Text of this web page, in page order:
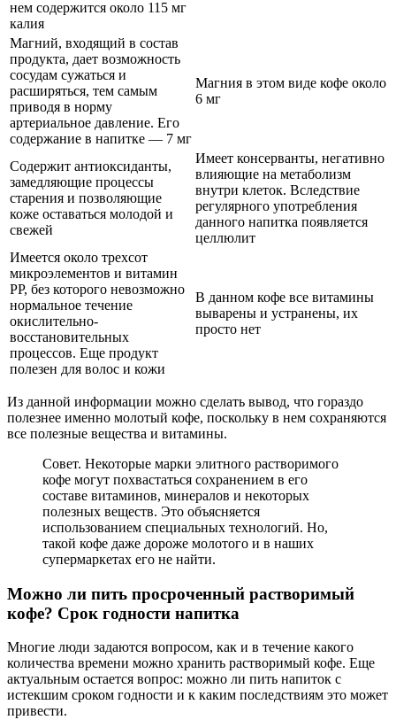
нем содержится около 115 мг
калия
Магний, входящий в состав
продукта, дает возможность
сосудам сужаться и
расширяться, тем самым
приводя в норму
артериальное давление. Его
содержание в напитке — 7 мг
Магния в этом виде кофе около
6 мг
Содержит антиоксиданты,
замедляющие процессы
старения и позволяющие
коже оставаться молодой и
свежей
Имеет консерванты, негативно
влияющие на метаболизм
внутри клеток. Вследствие
регулярного употребления
данного напитка появляется
целлюлит
Имеется около трехсот
микроэлементов и витамин
PP, без которого невозможно
нормальное течение
окислительно-
восстановительных
процессов. Еще продукт
полезен для волос и кожи
В данном кофе все витамины
выварены и устранены, их
просто нет
Из данной информации можно сделать вывод, что гораздо
полезнее именно молотый кофе, поскольку в нем сохраняются
все полезные вещества и витамины.
Совет. Некоторые марки элитного растворимого
кофе могут похвастаться сохранением в его
составе витаминов, минералов и некоторых
полезных веществ. Это объясняется
использованием специальных технологий. Но,
такой кофе даже дороже молотого и в наших
супермаркетах его не найти.
Можно ли пить просроченный растворимый
кофе? Срок годности напитка
Многие люди задаются вопросом, как и в течение какого
количества времени можно хранить растворимый кофе. Еще
актуальным остается вопрос: можно ли пить напиток с
истекшим сроком годности и к каким последствиям это может
привести.